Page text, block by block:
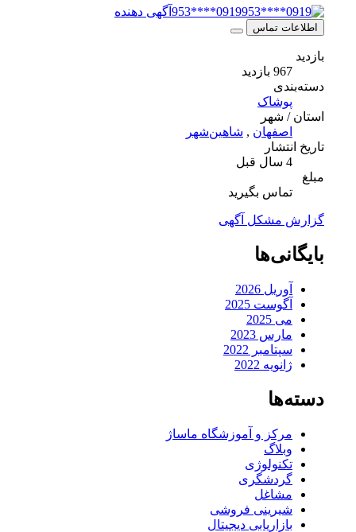
0919****953 آگهی دهنده
اطلاعات تماس
بازدید
967 بازدید
دسته‌بندی
پوشاک
استان / شهر
اصفهان , شاهین‌شهر
تاریخ انتشار
4 سال قبل
مبلغ
تماس بگیرید
گزارش مشکل آگهی
بایگانی‌ها
آوریل 2026
آگوست 2025
می 2025
مارس 2023
سپتامبر 2022
ژانویه 2022
دسته‌ها
مرکز و آموزشگاه ماساژ
وبلاگ
تکنولوژی
گردشگری
مشاغل
شیرینی فروشی
بازاریابی دیجیتال